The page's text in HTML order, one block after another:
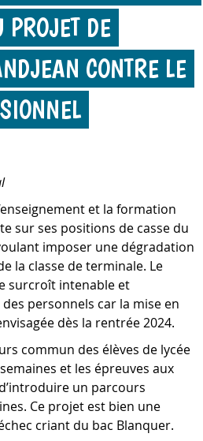
PROJET DE
CONTRE LE
et la formation
sur ses positions de casse du
imposer une dégradation
la classe de terminale. Le
surcroît intenable et
personnels car la mise en
dès la rentrée 2024.
commun des élèves de lycée
et les épreuves aux
un parcours
Ce projet est bien une
criant du bac Blanquer.